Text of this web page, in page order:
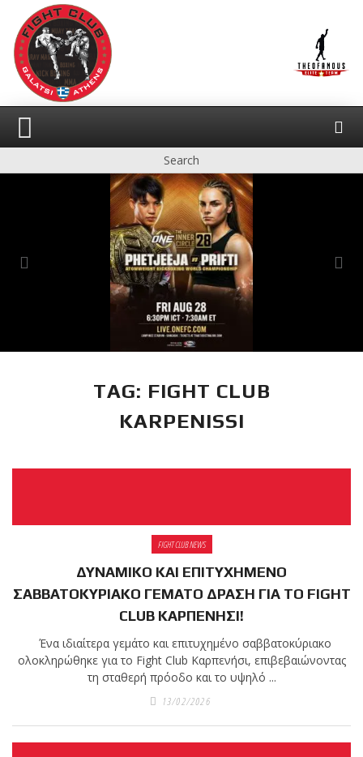
RECENT POSTS
Η Αντωνία
μεγαλύτερο
αγώνα της καριέρας της,
παγκόσμιο τίτλο της
απέναντι στην Phetjeeja
για το ONE Atomweight
Kickboxing World
Championship
Νέα
επίσημα T-
shirts του
Ιωάννη
TAG: FIGHT CLUB
KARPENISSI
FIGHT CLUB NEWS
ΔΥΝΑΜΙΚΟ ΚΑΙ ΕΠΙΤΥΧΗΜΕΝΟ
ΣΑΒΒΑΤΟΚΥΡΙΑΚΟ ΓΕΜΑΤΟ ΔΡΑΣΗ ΓΙΑ ΤΟ FIGHT
CLUB ΚΑΡΠΕΝΗΣΙ!
Ένα ιδιαίτερα γεμάτο και επιτυχημένο σαββατοκύριακο
ολοκληρώθηκε για το Fight Club Καρπενήσι, επιβεβαιώνοντας
τη σταθερή πρόοδο και το υψηλό ...
13/02/2026